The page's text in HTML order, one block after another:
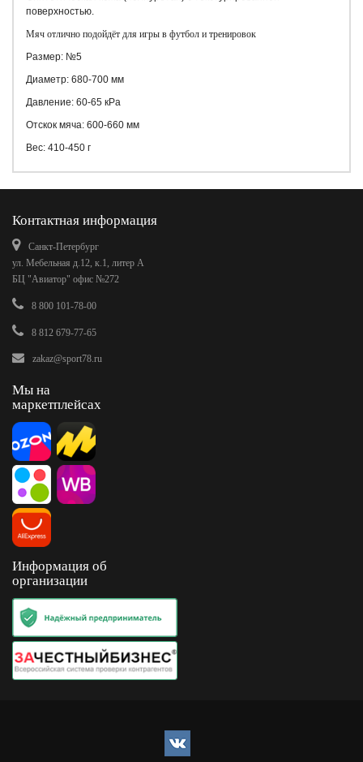
поверхностью.
Мяч отлично подойдёт для игры в футбол и тренировок
Размер: №5
Диаметр: 680-700 мм
Давление: 60-65 кРа
Отскок мяча: 600-660 мм
Вес: 410-450 г
Контактная информация
Санкт-Петербург
ул. Мебельная д.12, к.1, литер А
БЦ "Авиатор" офис №272
8 800 101-78-00
8 812 679-77-65
zakaz@sport78.ru
Мы на
маркетплейсах
Информация об
организации